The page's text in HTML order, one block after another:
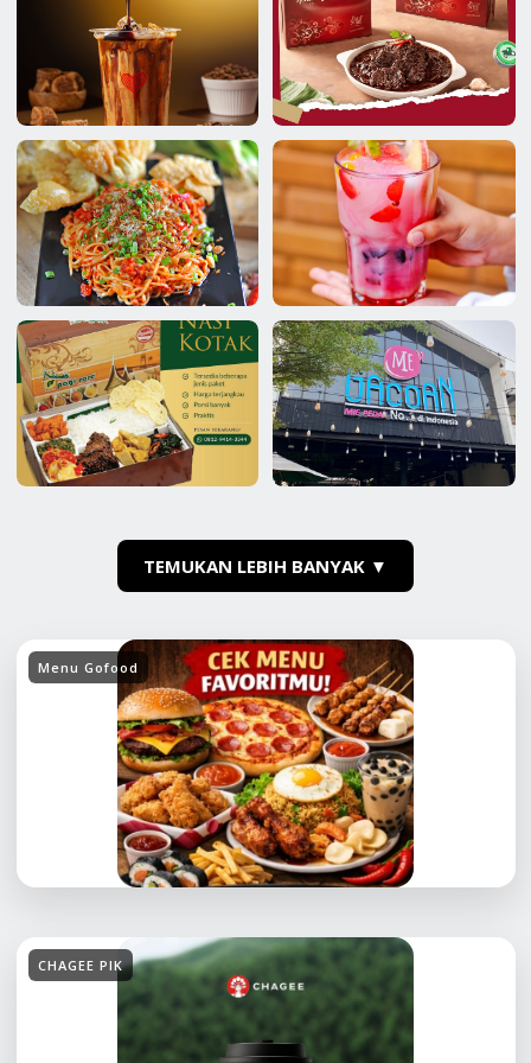
TEMUKAN LEBIH BANYAK ▼
Menu Gofood
CHAGEE PIK